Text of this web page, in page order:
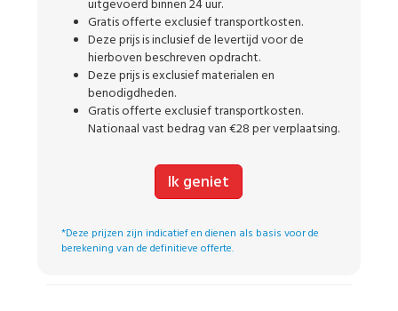
uitgevoerd binnen 24 uur.
Gratis offerte exclusief transportkosten.
Deze prijs is inclusief de levertijd voor de
hierboven beschreven opdracht.
Deze prijs is exclusief materialen en
benodigdheden.
Gratis offerte exclusief transportkosten.
Nationaal vast bedrag van €28 per verplaatsing.
Ik geniet
*Deze prijzen zijn indicatief en dienen als basis voor de
berekening van de definitieve offerte.